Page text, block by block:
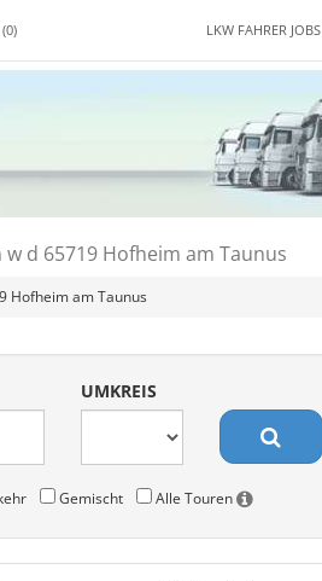
(0) LKW FAHRER JOBS
d 65719 Hofheim am Taunus
Hofheim am Taunus
UMKREIS
Gemischt Alle Touren